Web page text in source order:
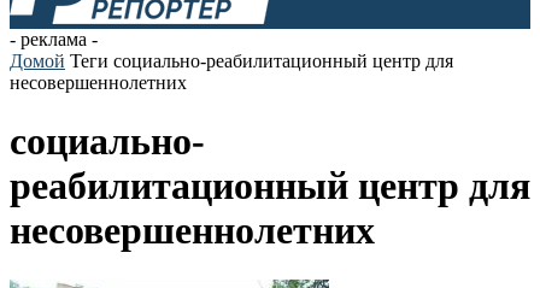
- реклама -
Домой Теги социально-реабилитационный центр для
несовершеннолетних
социально-
реабилитационный центр для
несовершеннолетних